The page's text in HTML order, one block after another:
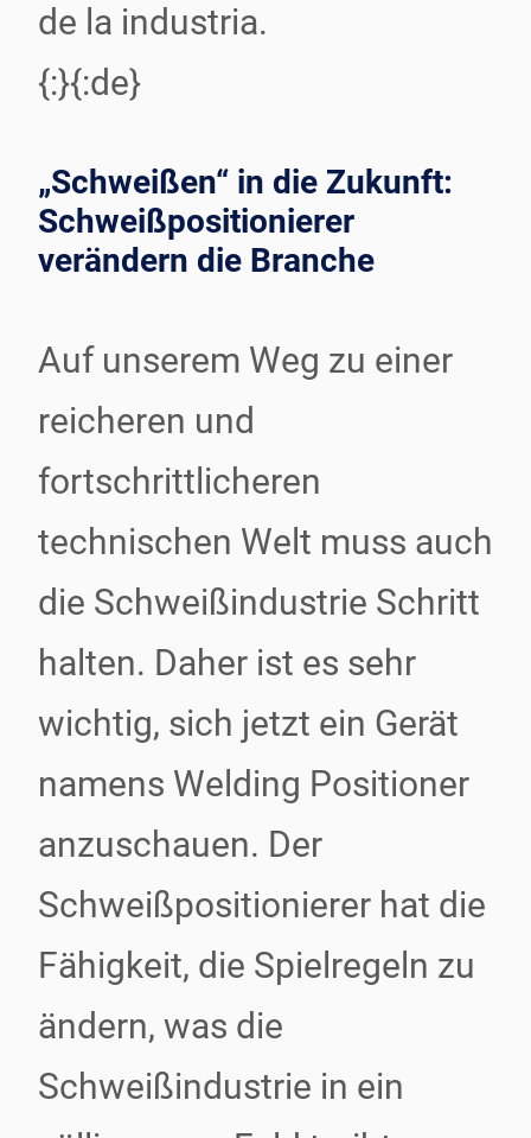
de la industria.
{:}{:de}
„Schweißen“ in die Zukunft:
Schweißpositionierer
verändern die Branche
Auf unserem Weg zu einer
reicheren und
fortschrittlicheren
technischen Welt muss auch
die Schweißindustrie Schritt
halten. Daher ist es sehr
wichtig, sich jetzt ein Gerät
namens Welding Positioner
anzuschauen. Der
Schweißpositionierer hat die
Fähigkeit, die Spielregeln zu
ändern, was die
Schweißindustrie in ein